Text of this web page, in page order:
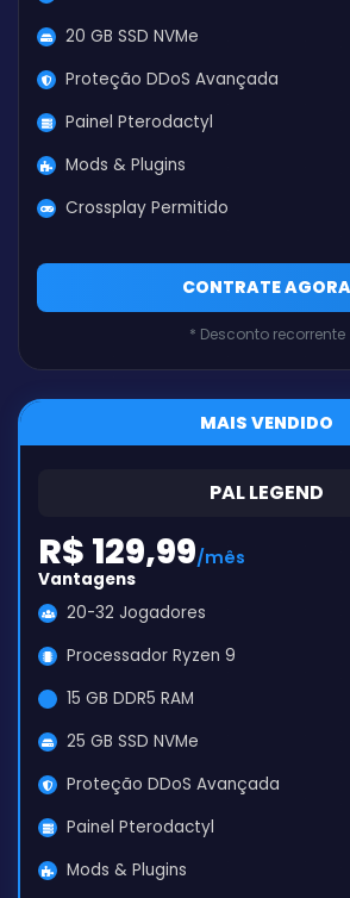
20 GB SSD NVMe
Proteção DDoS Avançada
Painel Pterodactyl
Mods & Plugins
Crossplay Permitido
CONTRATE AGORA
* Desconto recorrente
MAIS VENDIDO
PAL LEGEND
R$ 129,99/mês
Vantagens
20-32 Jogadores
Processador Ryzen 9
15 GB DDR5 RAM
25 GB SSD NVMe
Proteção DDoS Avançada
Painel Pterodactyl
Mods & Plugins